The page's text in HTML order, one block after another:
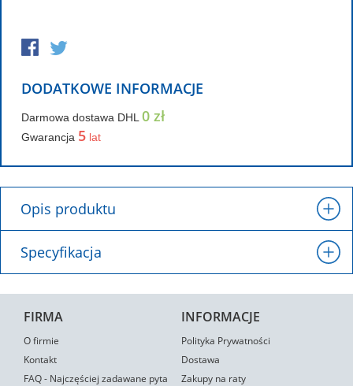
DODATKOWE INFORMACJE
Darmowa dostawa DHL 0 zł
Gwarancja 5 lat
Opis produktu
Specyfikacja
FIRMA
O firmie
Kontakt
FAQ - Najczęściej zadawane pyta
INFORMACJE
Polityka Prywatności
Dostawa
Zakupy na raty